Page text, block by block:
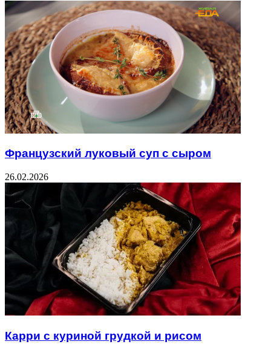
Французский луковый суп с сыром
26.02.2026
Карри с куриной грудкой и рисом